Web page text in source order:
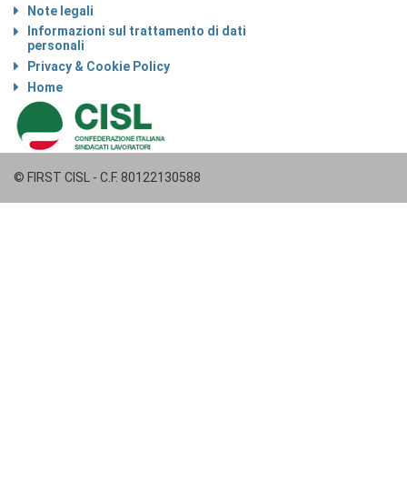
Note legali
Informazioni sul trattamento di dati
personali
Privacy & Cookie Policy
Home
© FIRST CISL - C.F. 80122130588